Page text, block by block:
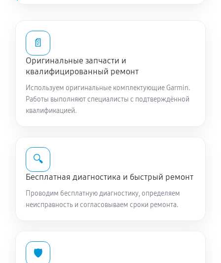
📄
Оригинальные запчасти и
квалифицированный ремонт
Используем оригинальные комплектующие Garmin.
Работы выполняют специалисты с подтверждённой
квалификацией.
🔍
Бесплатная диагностика и быстрый ремонт
Проводим бесплатную диагностику, определяем
неисправность и согласовываем сроки ремонта.
🛡️